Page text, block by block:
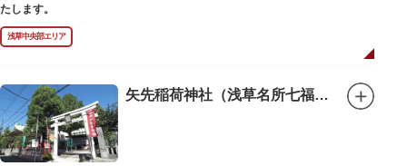
たします。
浅草中央部エリア
矢先稲荷神社（浅草名所七福神 福禄寿）